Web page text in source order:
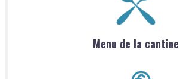
Menu de la cantine